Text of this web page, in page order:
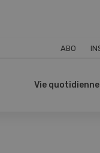
ABO
Vie quotidienne